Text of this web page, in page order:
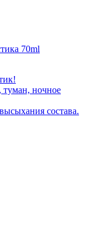
70ml
туман, ночное
состава.